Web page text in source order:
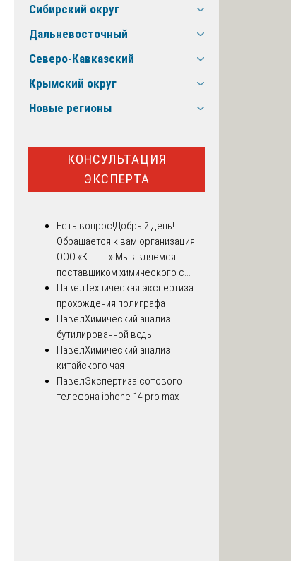
Сибирский округ
Дальневосточный
Северо-Кавказский
Крымский округ
Новые регионы
КОНСУЛЬТАЦИЯ
ЭКСПЕРТА
Есть вопрос!Добрый день!
Обращается к вам организация
ООО «К..........».Мы являемся
поставщиком химического с...
ПавелТехническая экспертиза
прохождения полиграфа
ПавелХимический анализ
бутилированной воды
ПавелХимический анализ
китайского чая
ПавелЭкспертиза сотового
телефона iphone 14 pro max